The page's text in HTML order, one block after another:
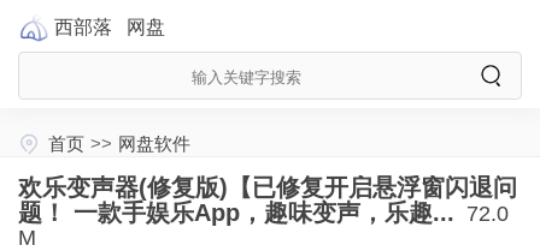
西部落 网盘
首页 >> 网盘软件
欢乐变声器(修复版)【已修复开启悬浮窗闪退问
题！ 一款手娱乐App，趣味变声，乐趣... 72.0
M